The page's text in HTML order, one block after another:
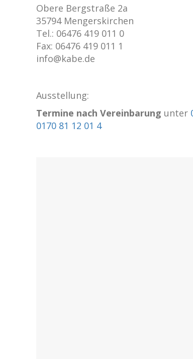
Obere Bergstraße 2a
35794 Mengerskirchen
Tel.: 06476 419 011 0
Fax: 06476 419 011 1
info@kabe.de
Ausstellung:
Termine nach Vereinbarung unter
0170 81 12 01 4